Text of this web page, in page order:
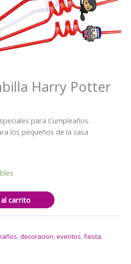
Harry Potter
para Cumpleaños.
los pequeños de la casa
carrito
,decoracion,eventos,fiesta,